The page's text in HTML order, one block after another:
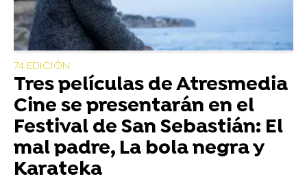
74 EDICIÓN
Tres películas de Atresmedia
Cine se presentarán en el
Festival de San Sebastián: El
mal padre, La bola negra y
Karateka